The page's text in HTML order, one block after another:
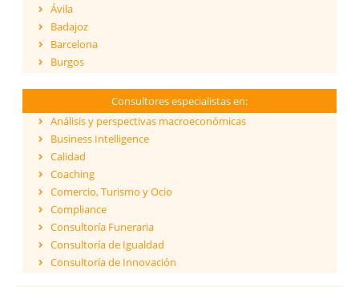
Ávila
Badajoz
Barcelona
Burgos
Cantabria
Castellón
Ceuta
Ciudad Real
Córdoba
Cuenca
Girona
Granada
Guadalajara
Consultores especialistas en:
Análisis y perspectivas macroeconómicas
Business Intelligence
Calidad
Coaching
Comercio, Turismo y Ocio
Compliance
Consultoría Funeraria
Consultoría de Igualdad
Consultoría de Innovación